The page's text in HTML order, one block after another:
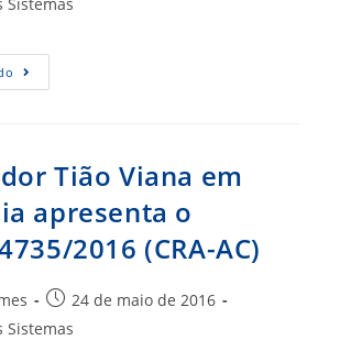
(CRA-
SE)
Será
Assinado
O
CRA
E
TCE
Tião Viana em
apresenta o
2016 (CRA-AC)
Post
publicado:
24 de maio de 2016
Sistemas